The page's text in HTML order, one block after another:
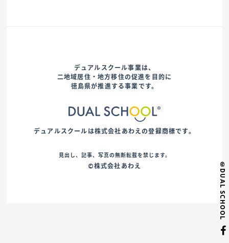
©DUAL SCHOOL
デュアルスクール事業は、
二地域居住・地方移住の促進を目的に
徳島県が推進する事業です。
デュアルスクールは株式会社あわえの登録商標です。
見出し、記事、写真の無断転載を禁じます。
©株式会社あわえ